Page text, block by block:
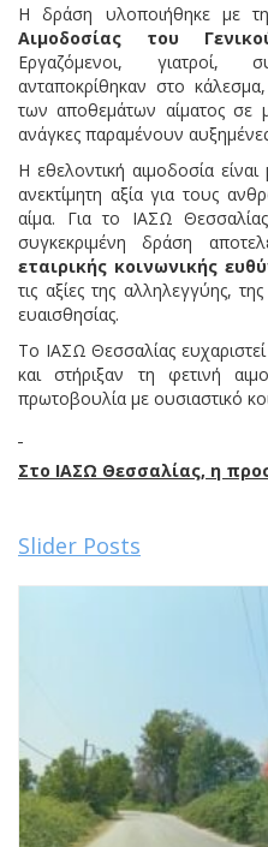
Η δράση υλοποιήθηκε με
Αιμοδοσίας του
Εργαζόμενοι, γιατροί,
ανταποκρίθηκαν στο
των αποθεμάτων αίματος σε
ανάγκες παραμένουν
Η εθελοντική αιμοδοσία
ανεκτίμητη αξία για τους
αίμα. Για το ΙΑΣΩ
συγκεκριμένη δράση
εταιρικής κοινωνικής
τις αξίες της αλληλεγγύης,
ευαισθησίας.
Το ΙΑΣΩ Θεσσαλίας
και στήριξαν τη φετινή
πρωτοβουλία με ουσιαστικό
Στο ΙΑΣΩ Θεσσαλίας, η
Slider Posts